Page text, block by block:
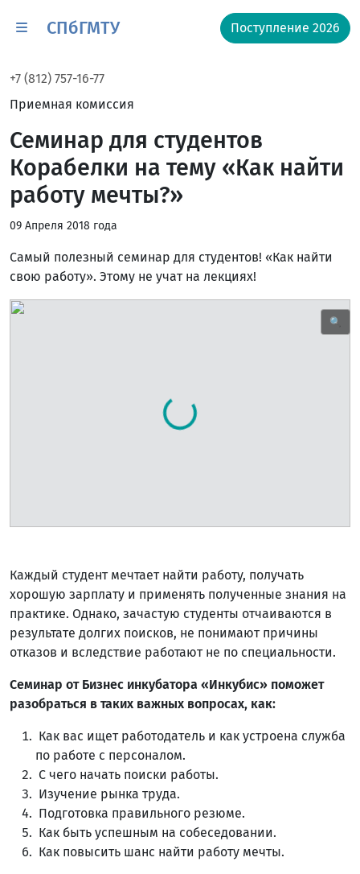
СПбГМТУ Поступление 2026
+7 (812) 757-16-77
Приемная комиссия
Семинар для студентов
Корабелки на тему «Как найти
работу мечты?»
09 Апреля 2018 года
Самый полезный семинар для студентов! «Как найти
свою работу». Этому не учат на лекциях!
🔍
Каждый студент мечтает найти работу, получать
хорошую зарплату и применять полученные знания на
практике. Однако, зачастую студенты отчаиваются в
результате долгих поисков, не понимают причины
отказов и вследствие работают не по специальности.
Семинар от Бизнес инкубатора «Инкубис» поможет
разобраться в таких важных вопросах, как:
Как вас ищет работодатель и как устроена служба
по работе с персоналом.
С чего начать поиски работы.
Изучение рынка труда.
Подготовка правильного резюме.
Как быть успешным на собеседовании.
Как повысить шанс найти работу мечты.